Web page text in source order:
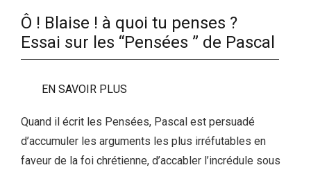
Ô ! Blaise ! à quoi tu penses ?
Essai sur les “Pensées ” de Pascal
EN SAVOIR PLUS
Quand il écrit les Pensées, Pascal est persuadé
d’accumuler les arguments les plus irréfutables en
faveur de la foi chrétienne, d’accabler l’incrédule sous